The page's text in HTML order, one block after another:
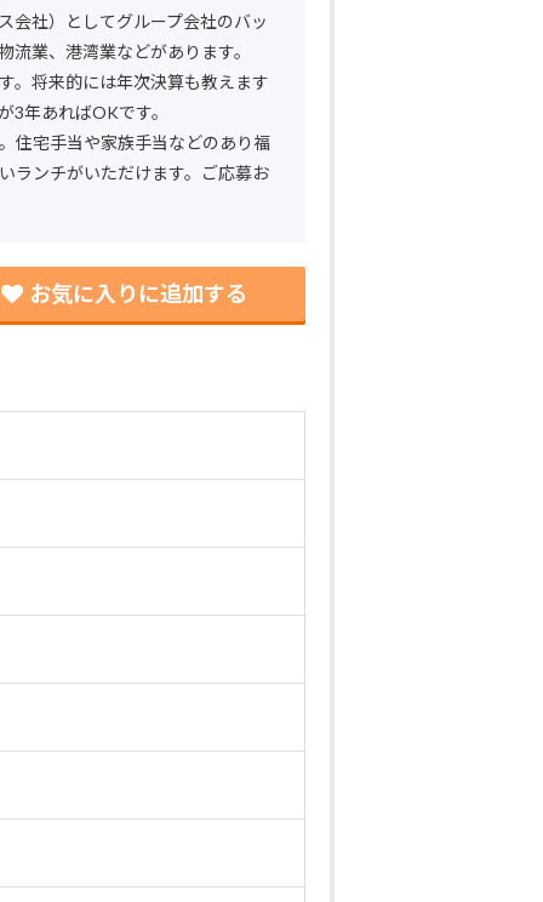
会社）としてグループ会社のバッ
業、港湾業などがあります。
。将来的には年次決算も教えます
3年あればOKです。
住宅手当や家族手当などのあり福
ランチがいただけます。ご応募お
お気に入りに追加する